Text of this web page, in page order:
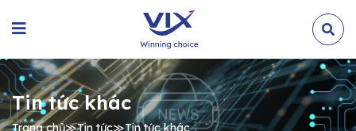
Tin tức khác
Trang chủ≫Tin tức≫Tin tức khác